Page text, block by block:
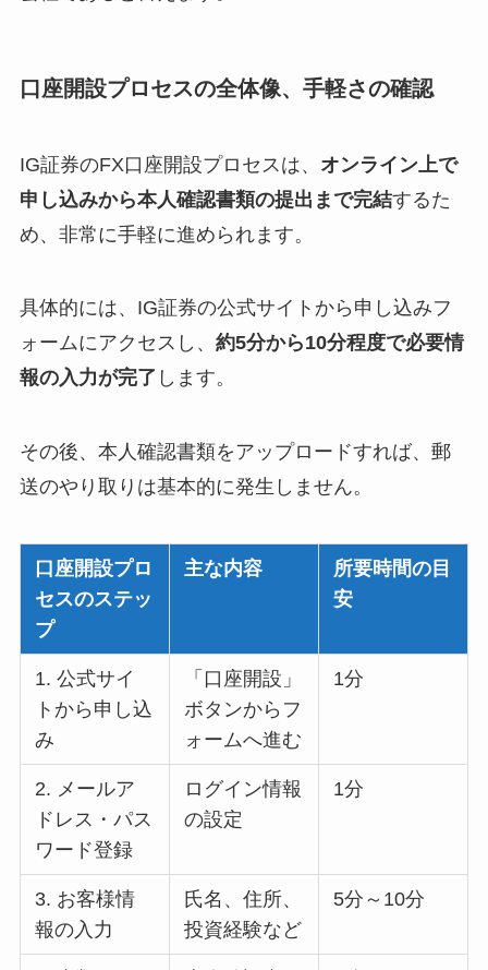
口座開設プロセスの全体像、手軽さの確認
IG証券のFX口座開設プロセスは、 オンライン上で
申し込みから本人確認書類の提出まで完結するた
め、非常に手軽に進められます。
具体的には、IG証券の公式サイトから申し込みフ
ォームにアクセスし、 約5分から10分程度で必要情
報の入力が完了 します。
その後、本人確認書類をアップロードすれば、郵
送のやり取りは基本的に発生しません。
口座開設プロ
セスのステッ
プ
主な内容
所要時間の目
安
1. 公式サイ
トから申し込
み
「口座開設」
ボタンからフ
ォームへ進む
1分
2. メールア
ドレス・パス
ワード登録
ログイン情報
の設定
1分
3. お客様情
報の入力
氏名、住所、
投資経験など
5分～10分